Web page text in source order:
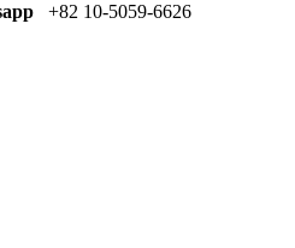
+82 10-5059-6626